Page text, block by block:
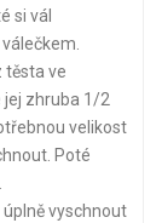
si vál
těsta ve
jej zhruba 1/2
velikost
Poté
vyschnout